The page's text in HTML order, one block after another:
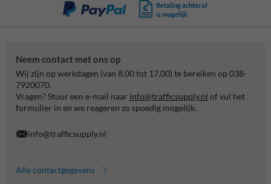
Betaling achteraf
is mogelijk
Neem contact met ons op
Wij zijn op werkdagen (van 8.00 tot 17.00) te bereiken op 038-
7920070.
Vragen? Stuur een e-mail naar info@trafficsupply.nl of vul het
formulier in en we reageren zo spoedig mogelijk.
info@trafficsupply.nl
Alle contactgegevens